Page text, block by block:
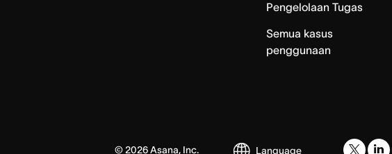
Pengelolaan Tugas
Semua kasus
penggunaan
© 2026Asana, Inc. Language